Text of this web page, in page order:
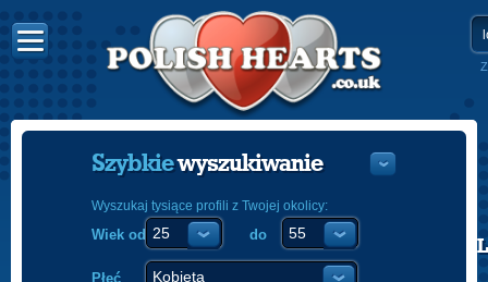
POLISH
Szybkiewyszukiwanie
Wyszukaj tysiące profili z Twojej okolicy:
Wiek od do
Płeć